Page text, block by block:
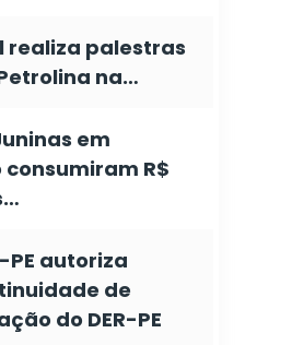
realiza palestras
na…
em
R$
PE autoriza
de
do DER-PE